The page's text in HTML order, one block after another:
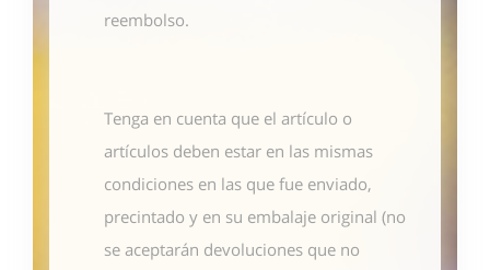
reembolso.
Tenga en cuenta que el artículo o
artículos deben estar en las mismas
condiciones en las que fue enviado,
precintado y en su embalaje original (no
se aceptarán devoluciones que no